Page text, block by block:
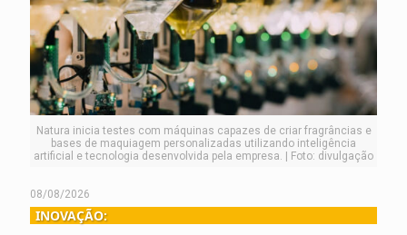
Natura inicia testes com máquinas capazes de criar fragrâncias e
bases de maquiagem personalizadas utilizando inteligência
artificial e tecnologia desenvolvida pela empresa. | Foto: divulgação
08/08/2026
INOVAÇÃO: